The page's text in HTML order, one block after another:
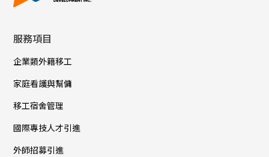
服務項目
企業類外籍移工
家庭看護與幫傭
移工宿舍管理
國際專技人才引進
外師招募引進